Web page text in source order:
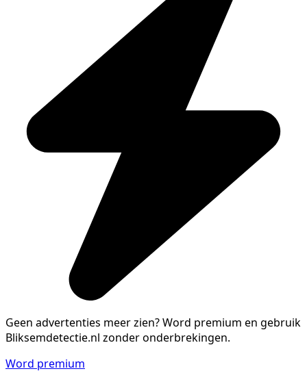
Geen advertenties meer zien?Word premium en gebruik
Bliksemdetectie.nl zonder onderbrekingen.
Word premium